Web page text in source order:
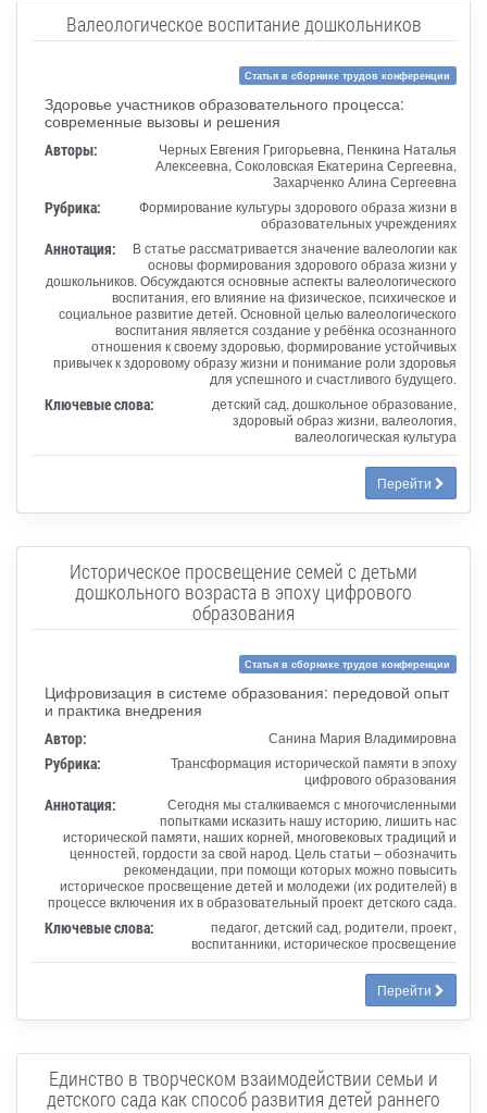
Валеологическое воспитание дошкольников
Статья в сборнике трудов конференции
Здоровье участников образовательного процесса:
современные вызовы и решения
Авторы:
Черных Евгения Григорьевна, Пенкина Наталья
Алексеевна, Соколовская Екатерина Сергеевна,
Захарченко Алина Сергеевна
Рубрика:
Формирование культуры здорового образа жизни в
образовательных учреждениях
Аннотация:
В статье рассматривается значение валеологии как
основы формирования здорового образа жизни у
дошкольников. Обсуждаются основные аспекты валеологического
воспитания, его влияние на физическое, психическое и
социальное развитие детей. Основной целью валеологического
воспитания является создание у ребёнка осознанного
отношения к своему здоровью, формирование устойчивых
привычек к здоровому образу жизни и понимание роли здоровья
для успешного и счастливого будущего.
Ключевые слова:
детский сад, дошкольное образование,
здоровый образ жизни, валеология,
валеологическая культура
Перейти
Историческое просвещение семей с детьми
дошкольного возраста в эпоху цифрового
образования
Статья в сборнике трудов конференции
Цифровизация в системе образования: передовой опыт
и практика внедрения
Автор: Санина Мария Владимировна
Рубрика:
Трансформация исторической памяти в эпоху
цифрового образования
Аннотация:
Сегодня мы сталкиваемся с многочисленными
попытками исказить нашу историю, лишить нас
исторической памяти, наших корней, многовековых традиций и
ценностей, гордости за свой народ. Цель статьи – обозначить
рекомендации, при помощи которых можно повысить
историческое просвещение детей и молодежи (их родителей) в
процессе включения их в образовательный проект детского сада.
Ключевые слова:
педагог, детский сад, родители, проект,
воспитанники, историческое просвещение
Перейти
Единство в творческом взаимодействии семьи и
детского сада как способ развития детей раннего